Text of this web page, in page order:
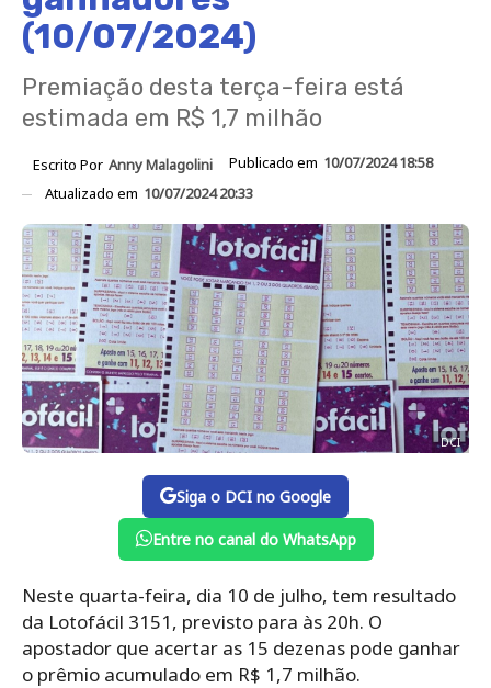
(10/07/2024)
Premiação desta terça-feira está
estimada em R$ 1,7 milhão
Escrito Por Anny Malagolini Publicado em 10/07/2024 18:58
Atualizado em 10/07/2024 20:33
DCI
Siga o DCI no Google
Entre no canal do WhatsApp
Neste quarta-feira, dia 10 de julho, tem resultado
da Lotofácil 3151, previsto para às 20h. O
apostador que acertar as 15 dezenas pode ganhar
o prêmio acumulado em R$ 1,7 milhão.